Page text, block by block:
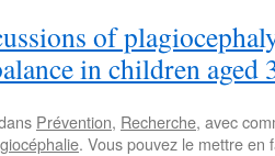
of
in children aged
Prévention, Recherche, avec
. Vous pouvez le mettre en